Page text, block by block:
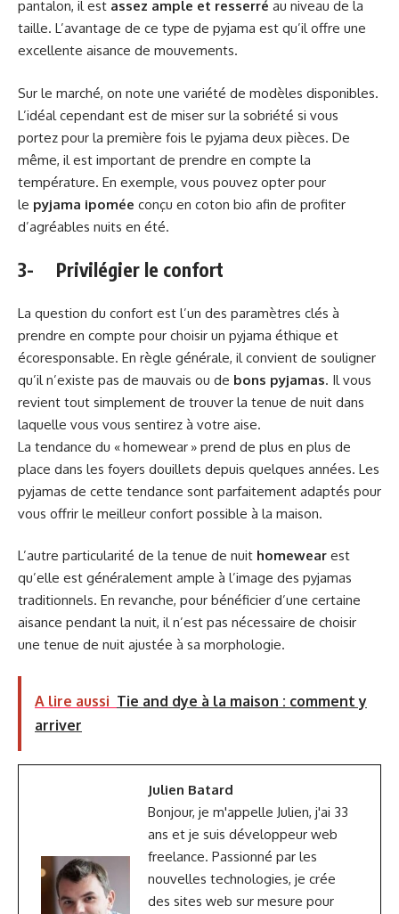
pantalon, il est assez ample et resserré au niveau de la
taille. L’avantage de ce type de pyjama est qu’il offre une
excellente aisance de mouvements.
Sur le marché, on note une variété de modèles disponibles.
L’idéal cependant est de miser sur la sobriété si vous
portez pour la première fois le pyjama deux pièces. De
même, il est important de prendre en compte la
température. En exemple, vous pouvez opter pour
le pyjama ipomée conçu en coton bio afin de profiter
d’agréables nuits en été.
3- Privilégier le confort
La question du confort est l’un des paramètres clés à
prendre en compte pour choisir un pyjama éthique et
écoresponsable. En règle générale, il convient de souligner
qu’il n’existe pas de mauvais ou de bons pyjamas. Il vous
revient tout simplement de trouver la tenue de nuit dans
laquelle vous vous sentirez à votre aise.
La tendance du « homewear » prend de plus en plus de
place dans les foyers douillets depuis quelques années. Les
pyjamas de cette tendance sont parfaitement adaptés pour
vous offrir le meilleur confort possible à la maison.
L’autre particularité de la tenue de nuit homewear est
qu’elle est généralement ample à l’image des pyjamas
traditionnels. En revanche, pour bénéficier d’une certaine
aisance pendant la nuit, il n’est pas nécessaire de choisir
une tenue de nuit ajustée à sa morphologie.
A lire aussi Tie and dye à la maison : comment y
arriver
Julien Batard
Bonjour, je m'appelle Julien, j'ai 33
ans et je suis développeur web
freelance. Passionné par les
nouvelles technologies, je crée
des sites web sur mesure pour